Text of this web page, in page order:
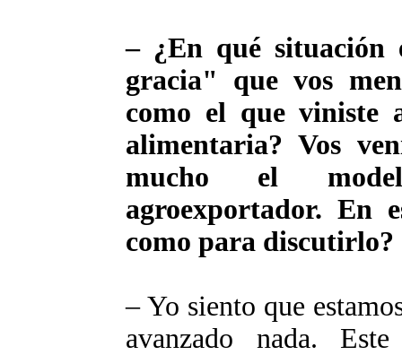
– ¿En qué situación
gracia" que vos
como el que viniste
alimentaria? Vos
mucho el
agroexportador. En
como para discutirlo?
– Yo siento que
avanzado nada.